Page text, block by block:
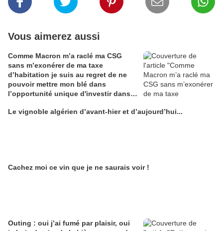
Vous aimerez aussi
Comme Macron m’a raclé ma CSG
sans m’exonérer de ma taxe
d’habitation je suis au regret de ne
pouvoir mettre mon blé dans
l’opportunité unique d'investir dans
Alain Edouard
Le vignoble algérien d’avant-hier et d’aujourd’hui...
Cachez moi ce vin que je ne saurais voir !
Outing : oui j’ai fumé par plaisir, oui